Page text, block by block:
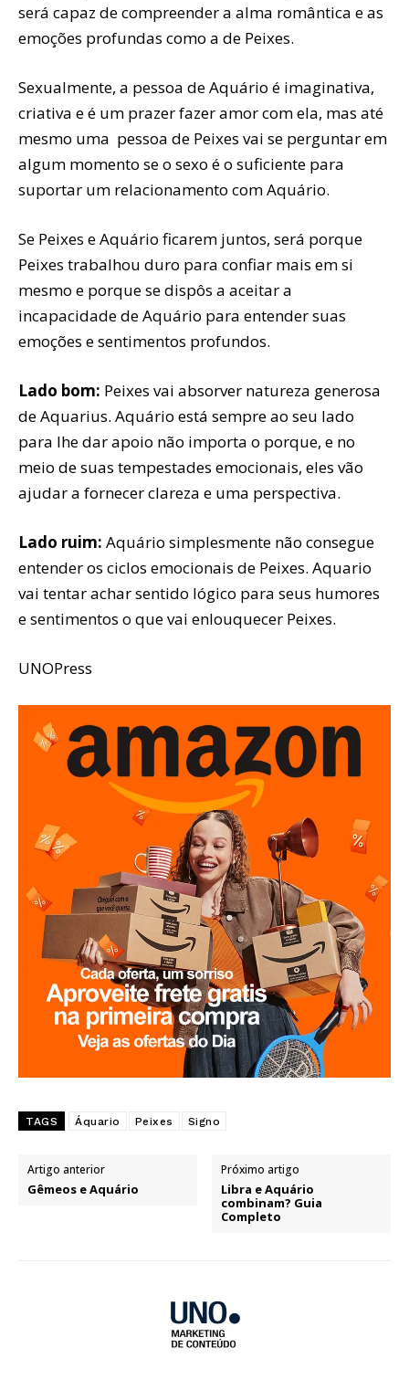
será capaz de compreender a alma romântica e as
emoções profundas como a de Peixes.
Sexualmente, a pessoa de Aquário é imaginativa,
criativa e é um prazer fazer amor com ela, mas até
mesmo uma pessoa de Peixes vai se perguntar em
algum momento se o sexo é o suficiente para
suportar um relacionamento com Aquário.
Se Peixes e Aquário ficarem juntos, será porque
Peixes trabalhou duro para confiar mais em si
mesmo e porque se dispôs a aceitar a
incapacidade de Aquário para entender suas
emoções e sentimentos profundos.
Lado bom: Peixes vai absorver natureza generosa
de Aquarius. Aquário está sempre ao seu lado
para lhe dar apoio não importa o porque, e no
meio de suas tempestades emocionais, eles vão
ajudar a fornecer clareza e uma perspectiva.
Lado ruim: Aquário simplesmente não consegue
entender os ciclos emocionais de Peixes. Aquario
vai tentar achar sentido lógico para seus humores
e sentimentos o que vai enlouquecer Peixes.
UNOPress
TAGS Áquario Peixes Signo
Artigo anterior
Gêmeos e Aquário
Próximo artigo
Libra e Aquário
combinam? Guia
Completo